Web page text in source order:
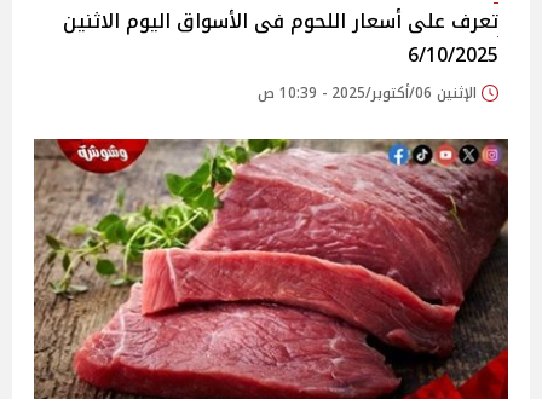
تعرف على أسعار اللحوم فى الأسواق‎‎ اليوم الاثنين
6/10/2025
الإثنين 06/أكتوبر/2025 - 10:39 ص